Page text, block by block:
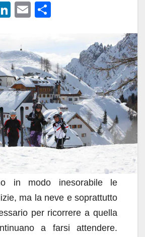
Li
e
dI
n
E
ail n
di
vi
di
in modo inesorabile le
ma la neve e soprattutto
per ricorrere a quella
a farsi attendere.